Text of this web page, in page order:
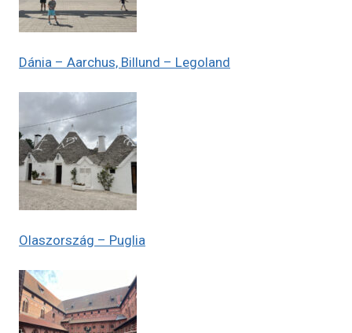
Dánia – Aarchus, Billund – Legoland
Olaszország – Puglia